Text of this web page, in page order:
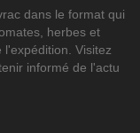
dans le format qui
herbes et
Visitez
informé de l'actu